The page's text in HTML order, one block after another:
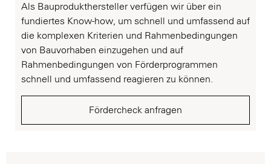
Als Bauprodukthersteller verfügen wir über ein
fundiertes Know-how, um schnell und umfassend auf
die komplexen Kriterien und Rahmenbedingungen
von Bauvorhaben einzugehen und auf
Rahmenbedingungen von Förderprogrammen
schnell und umfassend reagieren zu können.
Fördercheck anfragen